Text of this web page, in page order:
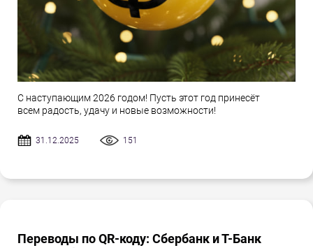
С наступающим 2026 годом! Пусть этот год принесёт
всем радость, удачу и новые возможности!
31.12.2025 151
Переводы по QR-коду: Сбербанк и Т-Банк